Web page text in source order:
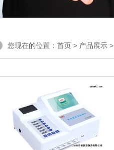
您现在的位置： 首页 > 产品展示 >